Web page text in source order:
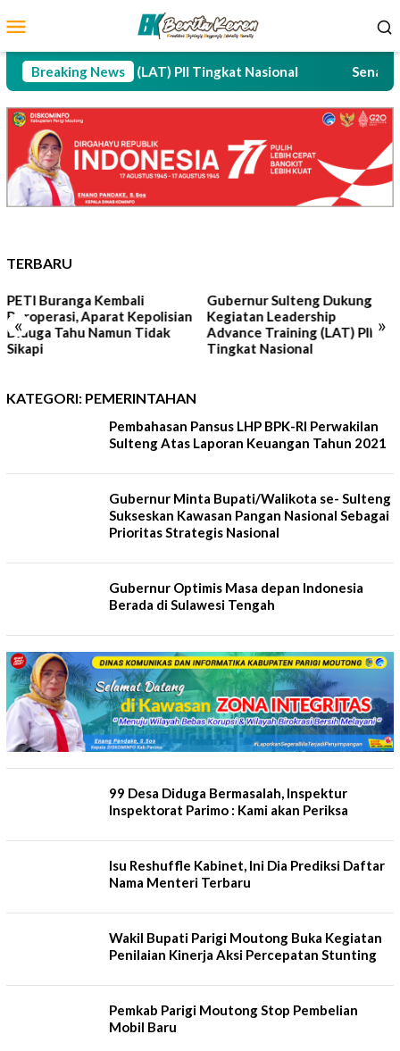
ke
Mobile
Breaking News
Training (LAT) PII Tingkat Nasional Senator
TERBARU
« »
Kembali
Aparat Kepolisian
Namun Tidak
Gubernur Sulteng Dukung
Kegiatan Leadership
Advance Training (LAT) PII
Tingkat Nasional
Senator
KATEGORI: PEMERINTAHAN
Pembahasan Pansus LHP BPK-RI Perwakilan
Sulteng Atas Laporan Keuangan Tahun 2021
Gubernur Minta Bupati/Walikota se- Sulteng
Sukseskan Kawasan Pangan Nasional Sebagai
Prioritas Strategis Nasional
Gubernur Optimis Masa depan Indonesia
Berada di Sulawesi Tengah
99 Desa Diduga Bermasalah, Inspektur
Inspektorat Parimo : Kami akan Periksa
Isu Reshuffle Kabinet, Ini Dia Prediksi Daftar
Nama Menteri Terbaru
Wakil Bupati Parigi Moutong Buka Kegiatan
Penilaian Kinerja Aksi Percepatan Stunting
Pemkab Parigi Moutong Stop Pembelian
Mobil Baru